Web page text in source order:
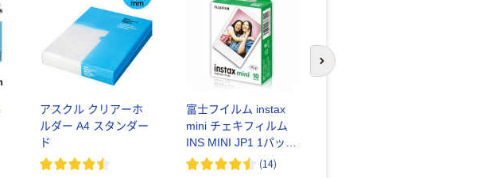
アスクル クリアーホ
ルダー A4 スタンダー
ド
富士フイルム instax
mini チェキフィルム
INS MINI JP1 1パック
（10枚入り）
(14)
次のスライドへ